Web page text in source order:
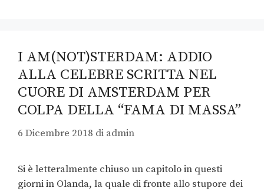
I AM(NOT)STERDAM: ADDIO
ALLA CELEBRE SCRITTA NEL
CUORE DI AMSTERDAM PER
COLPA DELLA “FAMA DI MASSA”
6 Dicembre 2018 di admin
Si è letteralmente chiuso un capitolo in questi
giorni in Olanda, la quale di fronte allo stupore dei